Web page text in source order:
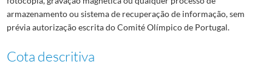
armazenamento ou sistema de recuperação de informação, sem
prévia autorização escrita do Comité Olímpico de Portugal.
Cota descritiva